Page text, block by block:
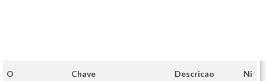
O
Chave Descricao
Ni